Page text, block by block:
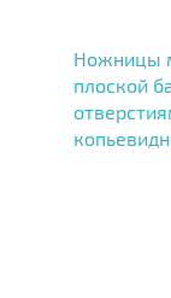
Ножницы
плоской